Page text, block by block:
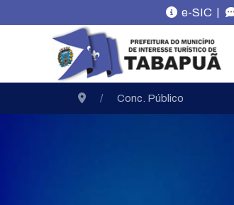
e-SIC |
Conc. Público